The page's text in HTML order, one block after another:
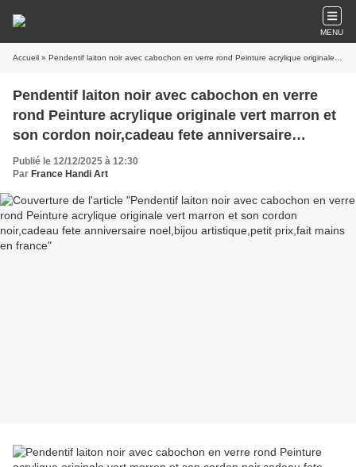
MENU
Accueil » Pendentif laiton noir avec cabochon en verre rond Peinture acrylique originale vert marron et son cordon noir,cadeau fete anniversaire noel,bijou artistique,petit prix,fait mains en france
Pendentif laiton noir avec cabochon en verre
rond Peinture acrylique originale vert marron et
son cordon noir,cadeau fete anniversaire
noel,bijou artistique,petit prix,fait mains en
france
Publié le 12/12/2025 à 12:30
Par France Handi Art